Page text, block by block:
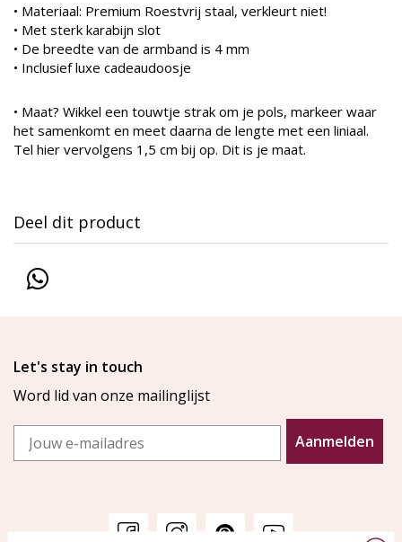
• Materiaal: Premium Roestvrij staal, verkleurt niet!
• Met sterk karabijn slot
• De breedte van de armband is 4 mm
• Inclusief luxe cadeaudoosje
• Maat? Wikkel een touwtje strak om je pols, markeer waar
het samenkomt en meet daarna de lengte met een liniaal.
Tel hier vervolgens 1,5 cm bij op. Dit is je maat.
Deel dit product
Let's stay in touch
Word lid van onze mailinglijst
Email
Aanmelden